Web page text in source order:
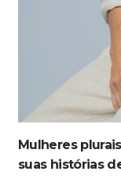
Mulheres
suas histórias